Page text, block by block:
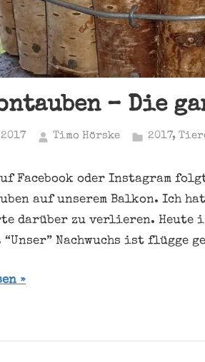
– Die
Timo Hörske 2017,
Facebook oder Instagram
auf unserem Balkon. Ich
darüber zu verlieren. Heute
Nachwuchs ist flügge